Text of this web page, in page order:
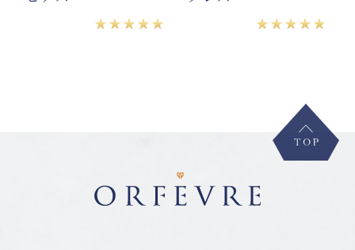
★★★★★ ★★★★★